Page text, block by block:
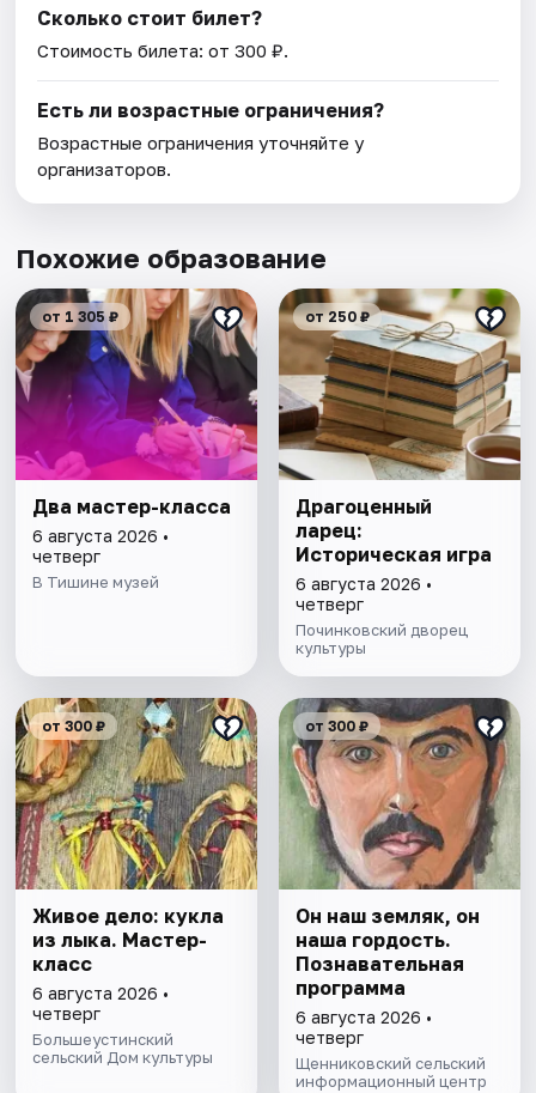
Сколько стоит билет?
Стоимость билета: от 300 ₽.
Есть ли возрастные ограничения?
Возрастные ограничения уточняйте у
организаторов.
Похожие образование
от 1 305 ₽
Два мастер-класса
6 августа 2026 •
четверг
В Тишине музей
от 250 ₽
Драгоценный
ларец:
Историческая игра
6 августа 2026 •
четверг
Починковский дворец
культуры
от 300 ₽
Живое дело: кукла
из лыка. Мастер-
класс
6 августа 2026 •
четверг
Большеустинский
сельский Дом культуры
от 300 ₽
Он наш земляк, он
наша гордость.
Познавательная
программа
6 августа 2026 •
четверг
Щенниковский сельский
информационный центр